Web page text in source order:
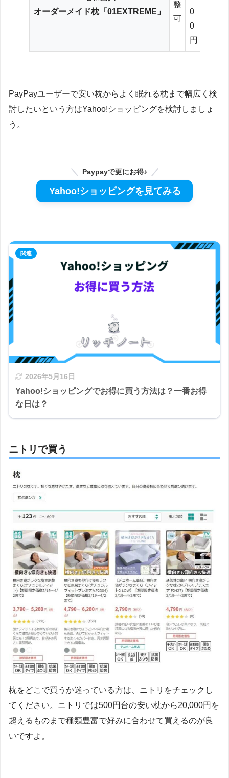
オーダーメイド枕「01EXTREME」
整
可
0
0
円
PayPayユーザーで安い枕からよく眠れる枕まで幅広く検
討したいという方はYahoo!ショッピングを検討しましょ
う。
Paypayで更にお得♪
Yahoo!ショッピングを見てみる
2026年5月16日
Yahoo!ショッピングでお得に買う方法は？一番お得
な日は？
ニトリで買う
枕をどこで買うか迷っている方は、ニトリをチェックし
てください。ニトリでは500円台の安い枕から20,000円を
超えるものまで種類豊富で好みに合わせて買えるのが良
いですよ。